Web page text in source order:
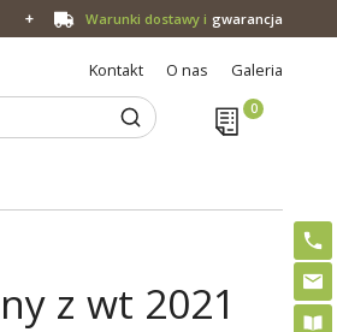
Warunki dostawy i gwarancja
Kontakt O nas Galeria
z wt 2021